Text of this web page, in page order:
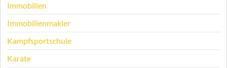
Immobilien
Immobilienmakler
Kampfsportschule
Karate